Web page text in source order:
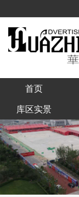
首页
库区实景